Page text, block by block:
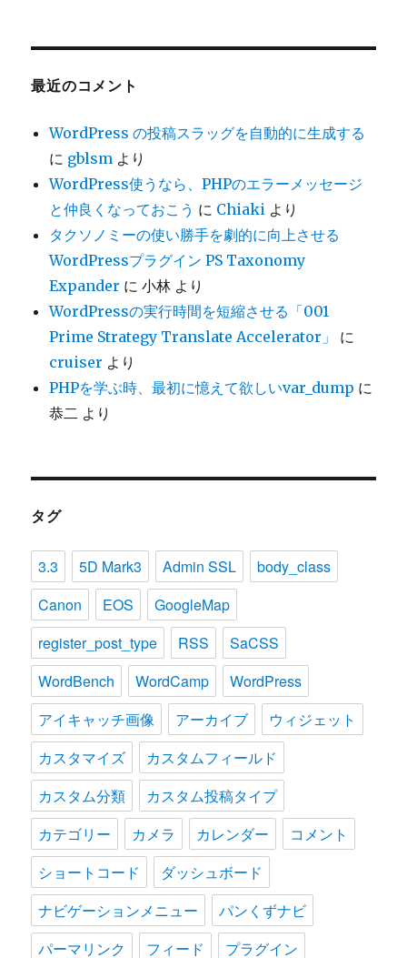
ブ
最近のコメント
WordPress の投稿スラッグを自動的に生成する
に gblsm より
WordPress使うなら、PHPのエラーメッセージ
と仲良くなっておこう に Chiaki より
タクソノミーの使い勝手を劇的に向上させる
WordPressプラグイン PS Taxonomy
Expander に小林 より
WordPressの実行時間を短縮させる「001
Prime Strategy Translate Accelerator」
に
cruiser より
PHPを学ぶ時、最初に憶えて欲しいvar_dump に
恭二 より
タグ
3.3 5D Mark3 Admin SSL
body_class
Canon
EOS
GoogleMap
register_post_type
RSS
SaCSS
WordBench
WordCamp
WordPress
アイキャッチ画像
アーカイブ
ウィジェット
カスタマイズ
カスタムフィールド
カスタム分類
カスタム投稿タイプ
カテゴリー
カメラ カレンダー
コメント
ショートコード
ダッシュボード
ナビゲーションメニュー
パンくずナビ
パーマリンク
フィード プラグイン